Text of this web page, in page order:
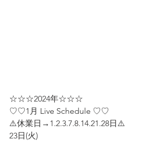
☆☆☆2024年☆☆☆
♡♡1月 Live Schedule ♡♡
⚠️休業日→1.2.3.7.8.14.21.28日⚠️
23日(火)